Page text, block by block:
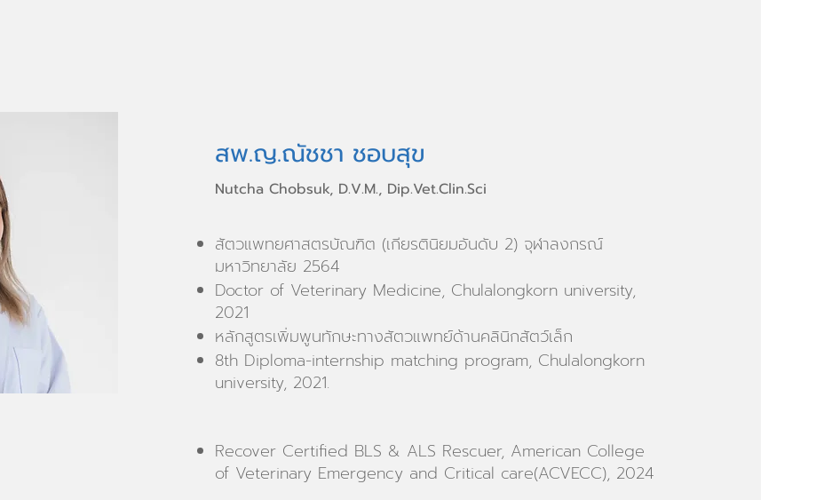
สพ.ญ.ณัชชา ชอบสุข
Nutcha Chobsuk, D.V.M., Dip.Vet.Clin.Sci
สัตวแพทยศาสตรบัณฑิต (เกียรตินิยมอันดับ 2) จุฬาลงกรณ์
มหาวิทยาลัย 2564
Doctor of Veterinary Medicine, Chulalongkorn university,
2021
หลักสูตรเพิ่มพูนทักษะทางสัตวแพทย์ด้านคลินิกสัตว์เล็ก
8th Diploma-internship matching program, Chulalongkorn
university, 2021.
Recover Certified BLS & ALS Rescuer, American College
of Veterinary Emergency and Critical care(ACVECC), 2024